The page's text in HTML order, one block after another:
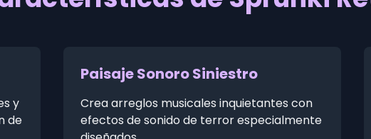
y
de
Paisaje Sonoro Siniestro
Crea arreglos musicales inquietantes con
efectos de sonido de terror especialmente